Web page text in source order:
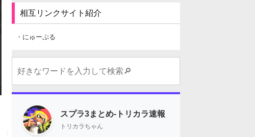
相互リンクサイト紹介
・にゅーぷる
スプラ3まとめ-トリカラ速報
トリカラちゃん